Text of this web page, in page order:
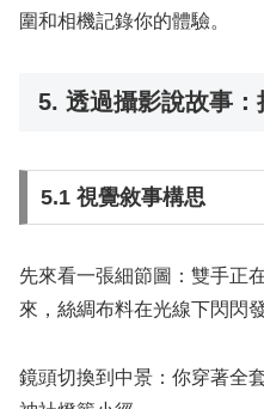
圍和相機記錄你的體驗。
5. 透過攝影說故事
5.1 視覺敘事構思
先來看一張細節圖：雙手正
來，絲綢布料在光線下閃閃發
鏡頭切換到中景：你穿著全